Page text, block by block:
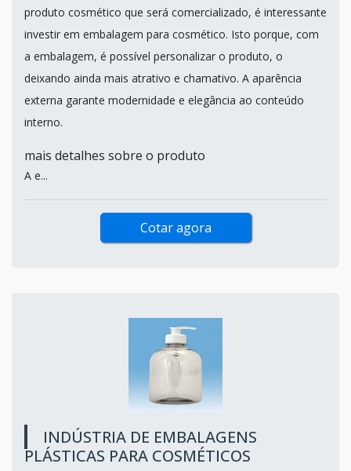
produto cosmético que será comercializado, é interessante
investir em embalagem para cosmético. Isto porque, com
a embalagem, é possível personalizar o produto, o
deixando ainda mais atrativo e chamativo. A aparência
externa garante modernidade e elegância ao conteúdo
interno.
mais detalhes sobre o produto
A e...
Cotar agora
INDÚSTRIA DE EMBALAGENS
PLÁSTICAS PARA COSMÉTICOS